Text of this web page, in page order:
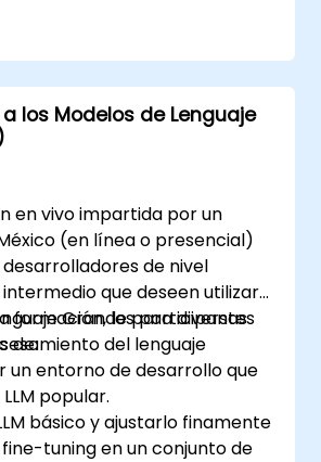
los Modelos de Lenguaje
en vivo impartida por un
(en línea o presencial)
de nivel
que deseen utilizar
Grande para diversas
del lenguaje
formación, los participantes
de:
un entorno de desarrollo que
popular.
básico y ajustarlo finamente
tuning en un conjunto de